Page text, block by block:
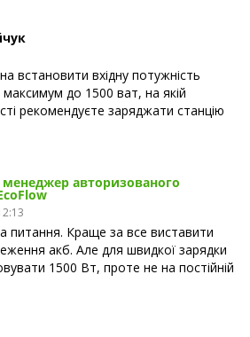
встановити вхідну потужність
максимум до 1500 ват, на якій
рекомендуєте заряджати станцію
менеджер авторизованого
питання. Краще за все виставити
акб. Але для швидкої зарядки
1500 Вт, проте не на постійній